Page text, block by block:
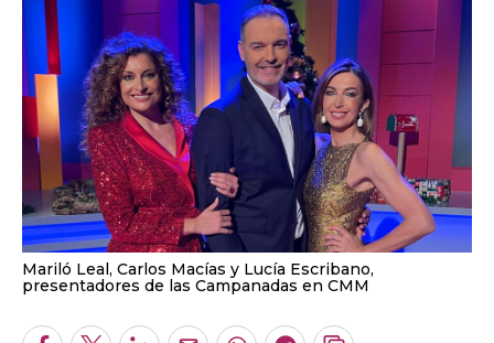
Mariló Leal, Carlos Macías y Lucía Escribano,
presentadores de las Campanadas en CMM